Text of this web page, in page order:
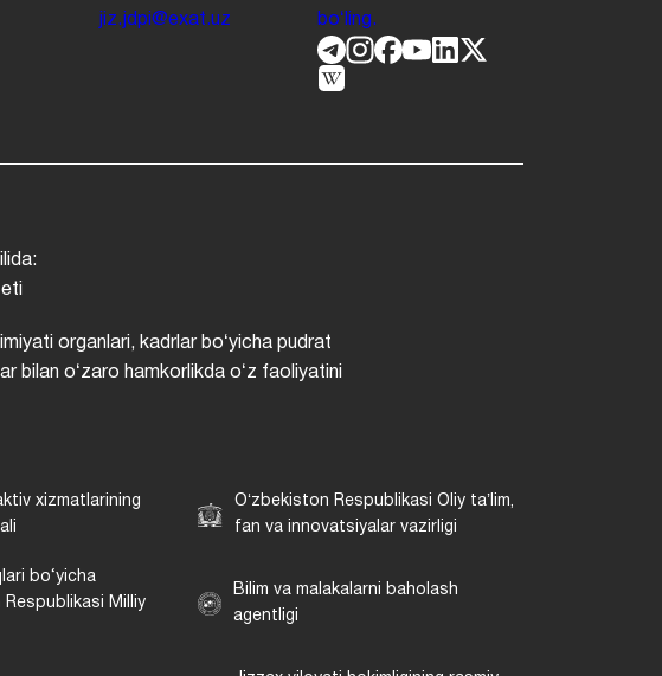
jiz.jdpi@exat.uz
boʻling.
organlari, kadrlar boʻyicha pudrat
bilan oʻzaro hamkorlikda oʻz faoliyatini
xizmatlarining
Oʻzbekiston Respublikasi Oliy taʼlim,
fan va innovatsiyalar vazirligi
bo‘yicha
Respublikasi Milliy
Bilim va malakalarni baholash
agentligi